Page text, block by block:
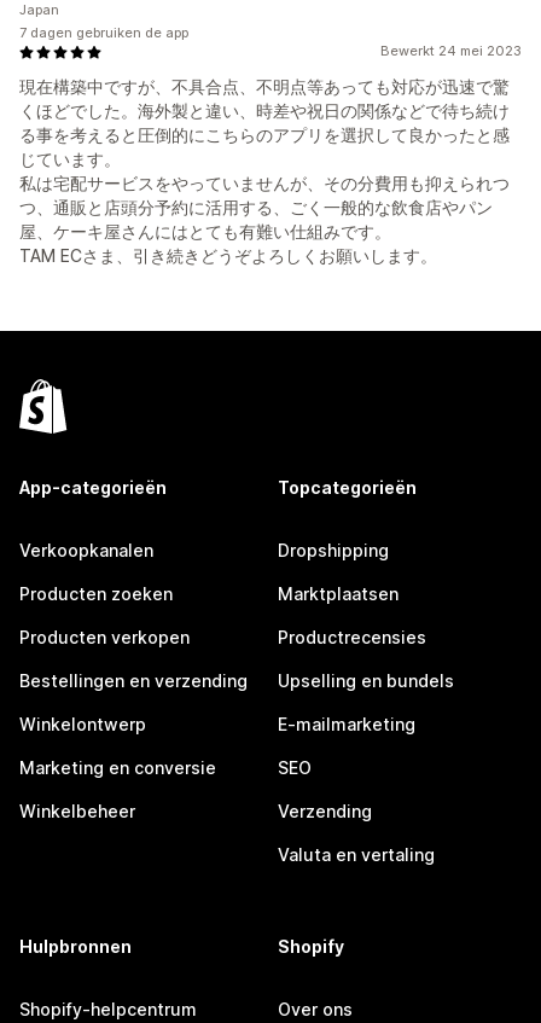
Bewerkt 24 mei 2023
現在構築中ですが、不具合点、不明点等あっても対応が迅速で驚
くほどでした。海外製と違い、時差や祝日の関係などで待ち続け
る事を考えると圧倒的にこちらのアプリを選択して良かったと感
じています。
私は宅配サービスをやっていませんが、その分費用も抑えられつ
つ、通販と店頭分予約に活用する、ごく一般的な飲食店やパン
屋、ケーキ屋さんにはとても有難い仕組みです。
TAM ECさま、引き続きどうぞよろしくお願いします。
Japan
7 dagen gebruiken de app
App-categorieën
Verkoopkanalen
Producten zoeken
Producten verkopen
Bestellingen en verzending
Winkelontwerp
Marketing en conversie
Winkelbeheer
Topcategorieën
Dropshipping
Marktplaatsen
Productrecensies
Upselling en bundels
E-mailmarketing
SEO
Verzending
Valuta en vertaling
Hulpbronnen
Shopify-helpcentrum
Shopify
Over ons